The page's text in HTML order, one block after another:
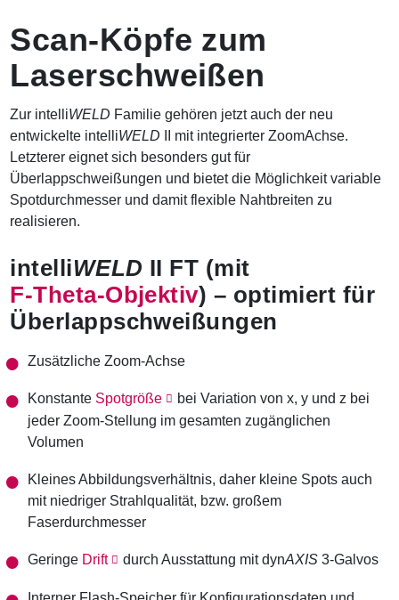
a
v
i
g
a
t
i
o
n
Scan-Köpfe zum
Laserschweißen
Zur intelliWELD Familie gehören jetzt auch der neu
entwickelte intelliWELD II mit integrierter ZoomAchse.
Letzterer eignet sich besonders gut für
Überlappschweißungen und bietet die Möglichkeit variable
Spotdurchmesser und damit flexible Nahtbreiten zu
realisieren.
intelliWELD II FT (mit
F-Theta-Objektiv) – optimiert für
Überlappschweißungen
Zusätzliche Zoom-Achse
Konstante Spotgröße
bei Variation von x, y und z bei
jeder Zoom-Stellung im gesamten zugänglichen
Volumen
Kleines Abbildungsverhältnis, daher kleine Spots auch
mit niedriger Strahlqualität, bzw. großem
Faserdurchmesser
Geringe Drift durch Ausstattung mit dynAXIS 3-Galvos